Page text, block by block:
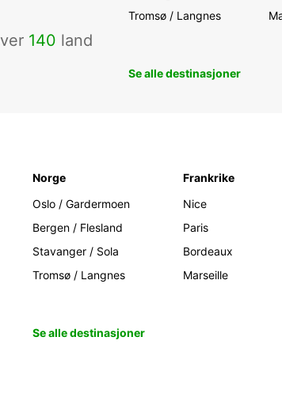
140 land
Tromsø / Langnes
Se alle destinasjoner
Norge
Oslo / Gardermoen
Bergen / Flesland
Stavanger / Sola
Tromsø / Langnes
Frankrike
Nice
Paris
Bordeaux
Marseille
Se alle destinasjoner